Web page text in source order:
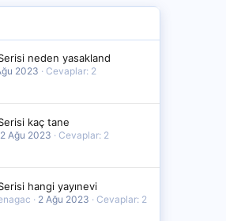
neden yasakland
2023
Cevaplar: 2
kaç tane
2 Ağu 2023
Cevaplar: 2
hangi yayınevi
2 Ağu 2023
Cevaplar: 2